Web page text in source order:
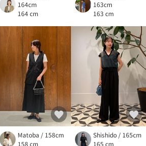
164cm
164 cm
163cm
163 cm
Matoba / 158cm
158 cm
Shishido / 165cm
165 cm